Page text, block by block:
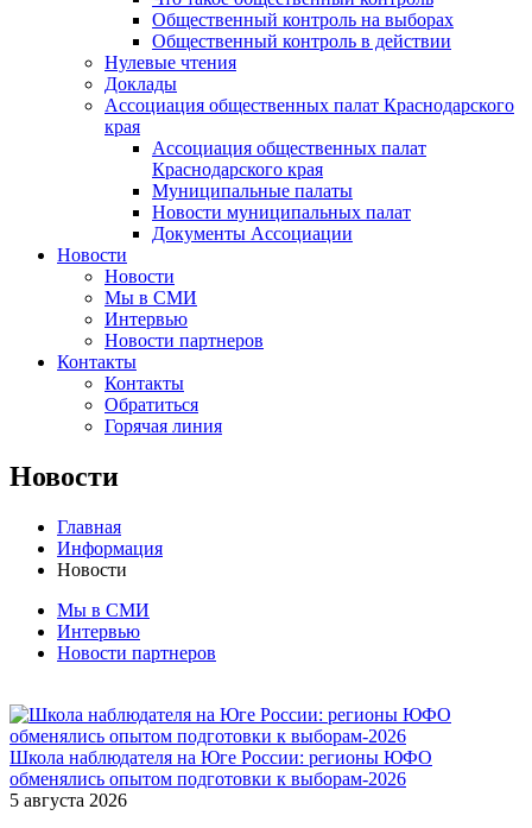
Общественный контроль на выборах
Общественный контроль в действии
Нулевые чтения
Доклады
Ассоциация общественных палат Краснодарского
края
Ассоциация общественных палат
Краснодарского края
Муниципальные палаты
Новости муниципальных палат
Документы Ассоциации
Новости
Новости
Мы в СМИ
Интервью
Новости партнеров
Контакты
Контакты
Обратиться
Горячая линия
Новости
Главная
Информация
Новости
Мы в СМИ
Интервью
Новости партнеров
Школа наблюдателя на Юге России: регионы ЮФО
обменялись опытом подготовки к выборам-2026
5 августа 2026